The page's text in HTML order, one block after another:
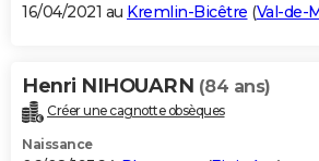
16/04/2021 au Kremlin-Bicêtre (Val-de-
Henri NIHOUARN (84 ans)
Créer une cagnotte obsèques
Naissance